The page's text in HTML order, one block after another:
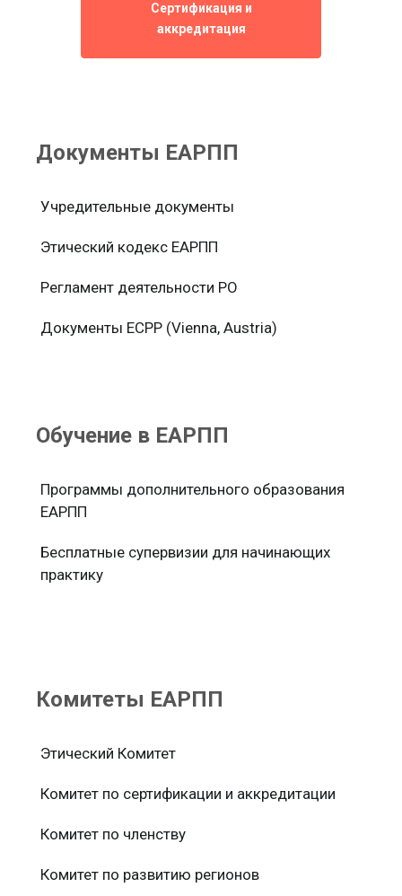
Сертификация и
аккредитация
Документы ЕАРПП
Учредительные документы
Этический кодекс ЕАРПП
Регламент деятельности РО
Документы ЕСРР (Vienna, Austria)
Обучение в ЕАРПП
Программы дополнительного образования
ЕАРПП
Бесплатные супервизии для начинающих
практику
Комитеты ЕАРПП
Этический Комитет
Комитет по сертификации и аккредитации
Комитет по членству
Комитет по развитию регионов